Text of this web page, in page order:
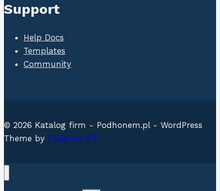
Support
Help Docs
Templates
Community
© 2026 Katalog firm - Podhonem.pl - WordPress
Theme by Kadence WP